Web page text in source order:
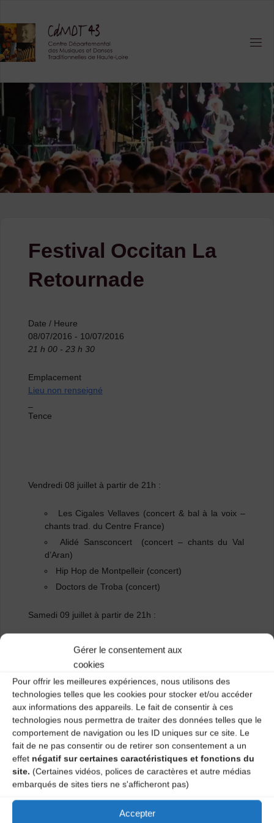
Gérer le consentement aux
cookies
Pour offrir les meilleures expériences, nous utilisons des
technologies telles que les cookies pour stocker et/ou accéder
aux informations des appareils. Le fait de consentir à ces
technologies nous permettra de traiter des données telles que le
comportement de navigation ou les ID uniques sur ce site. Le
fait de ne pas consentir ou de retirer son consentement a un
effet négatif sur certaines caractéristiques et fonctions du
site. (Certaines vidéos, polices de caractères et autre médias
embarqués de sites tiers ne s'afficheront pas)
Accepter
content
Festival Occitan La
Retournade
Date / Heure
08/07/2016 - 10/07/2016
21 h 00 - 23 h 30
Emplacement
Lieu non renseigné
Tence
Vendredi 08 juillet à partir de 21h :
Les Cigales Vellaves (concert & bal à la voix –
chants trad. du Centre France)
Alidé Sansconcert (concert – chants du Val
d’Aran)
Hip Hop de Montpelleir (concert)
Doctors de Troba (concert)
Samedi 09 juillet à partir de 21h :
Castanha e Vin Novel (bal trad. languedocien)
d’Italie)
09 & 10 juillet de 14h à 21h : Lectures, conférences et
spectacles en occitan
-> Prix libre pour toutes les animations et les concerts
Contact : Julien 06 20 17 01 57